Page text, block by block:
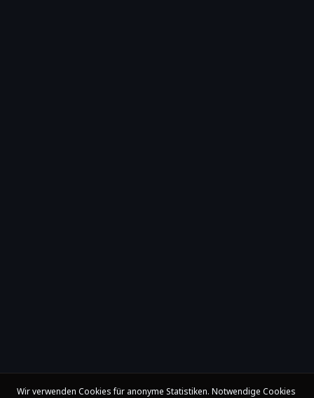
Wir verwenden Cookies für anonyme Statistiken. Notwendige Cookies